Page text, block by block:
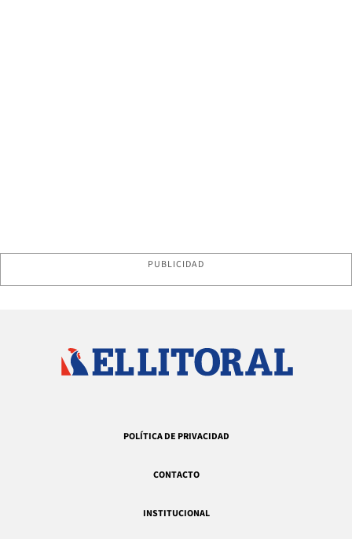
PUBLICIDAD
POLÍTICA DE PRIVACIDAD
CONTACTO
INSTITUCIONAL